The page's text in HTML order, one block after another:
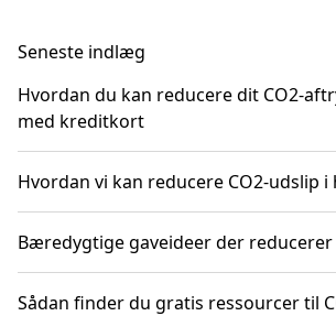
Seneste indlæg
Hvordan du kan reducere dit CO2-
med kreditkort
Hvordan vi kan reducere CO2-udslip i
Bæredygtige gaveideer der
Sådan finder du gratis ressourcer til